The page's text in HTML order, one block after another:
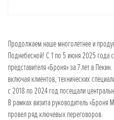
Продолжаем наше многолетнее и
Поднебесной! С 1 по 5 июня 2025 года
представителя «Броня» за 7 лет в
включая клиентов, технических
с 2018 по 2024 год посещали
В рамках визита руководитель «Броня
провел ряд ключевых переговоров.